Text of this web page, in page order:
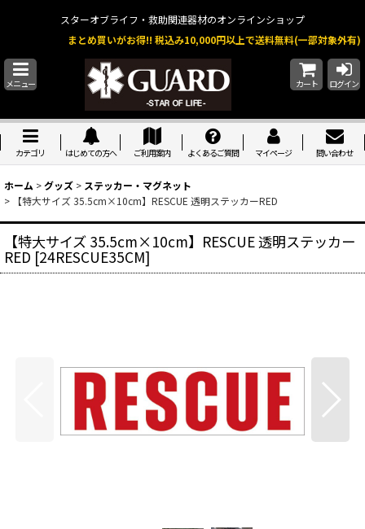
スターオブライフ・救助関連器材のオンラインショップ
まとめ買いがお得!! 税込み10,000円以上で送料無料(一部対象外有)
メニュー カート ログイン
カテゴリ はじめての方へ ご利用案内 よくあるご質問 マイページ 問い合わせ
ホーム >グッズ > ステッカー・マグネット
>
【特大サイズ 35.5cm×10cm】RESCUE 透明ステッカーRED
【特大サイズ 35.5cm×10cm】RESCUE 透明ステッカー
RED [24RESCUE35CM]